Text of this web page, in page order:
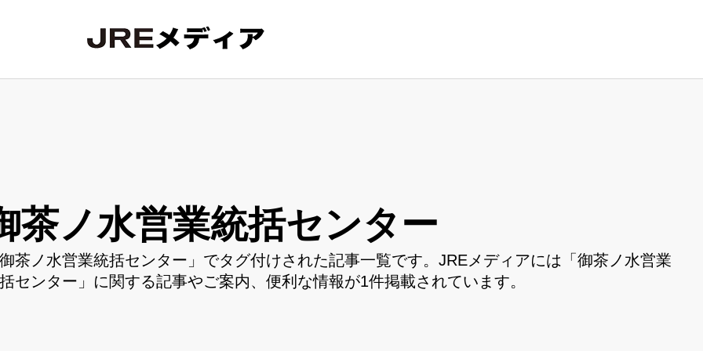
茶ノ水営業統括センター
茶ノ水営業統括センター」でタグ付けされた記事一覧です。JREメディアには「御茶ノ水営業
センター」に関する記事やご案内、便利な情報が1件掲載されています。